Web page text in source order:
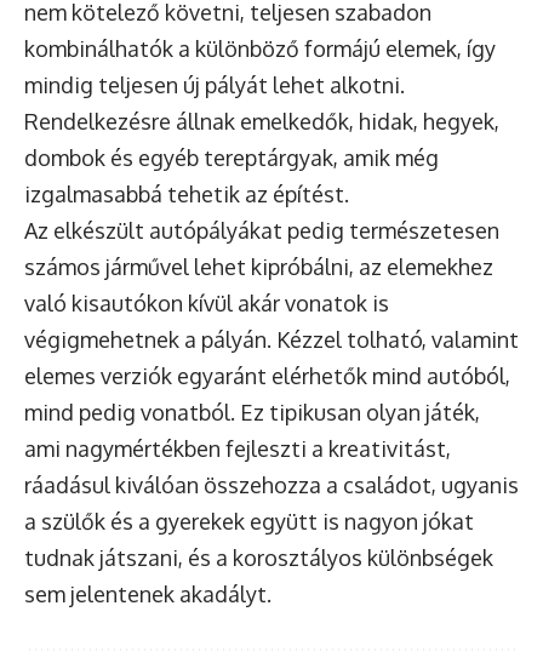
nem kötelező követni, teljesen szabadon
kombinálhatók a különböző formájú elemek, így
mindig teljesen új pályát lehet alkotni.
Rendelkezésre állnak emelkedők, hidak, hegyek,
dombok és egyéb tereptárgyak, amik még
izgalmasabbá tehetik az építést.
Az elkészült autópályákat pedig természetesen
számos járművel lehet kipróbálni, az elemekhez
való kisautókon kívül akár vonatok is
végigmehetnek a pályán. Kézzel tolható, valamint
elemes verziók egyaránt elérhetők mind autóból,
mind pedig vonatból. Ez tipikusan olyan játék,
ami nagymértékben fejleszti a kreativitást,
ráadásul kiválóan összehozza a családot, ugyanis
a szülők és a gyerekek együtt is nagyon jókat
tudnak játszani, és a korosztályos különbségek
sem jelentenek akadályt.